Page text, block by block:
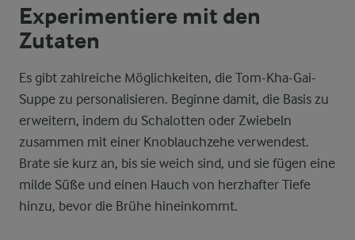
Experimentiere mit den
Zutaten
Es gibt zahlreiche Möglichkeiten, die Tom-Kha-Gai-
Suppe zu personalisieren. Beginne damit, die Basis zu
erweitern, indem du Schalotten oder Zwiebeln
zusammen mit einer Knoblauchzehe verwendest.
Brate sie kurz an, bis sie weich sind, und sie fügen eine
milde Süße und einen Hauch von herzhafter Tiefe
hinzu, bevor die Brühe hineinkommt.